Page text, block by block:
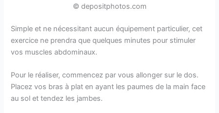
© depositphotos.com
Simple et ne nécessitant aucun équipement particulier, cet
exercice ne prendra que quelques minutes pour stimuler
vos muscles abdominaux.
Pour le réaliser, commencez par vous allonger sur le dos.
Placez vos bras à plat en ayant les paumes de la main face
au sol et tendez les jambes.